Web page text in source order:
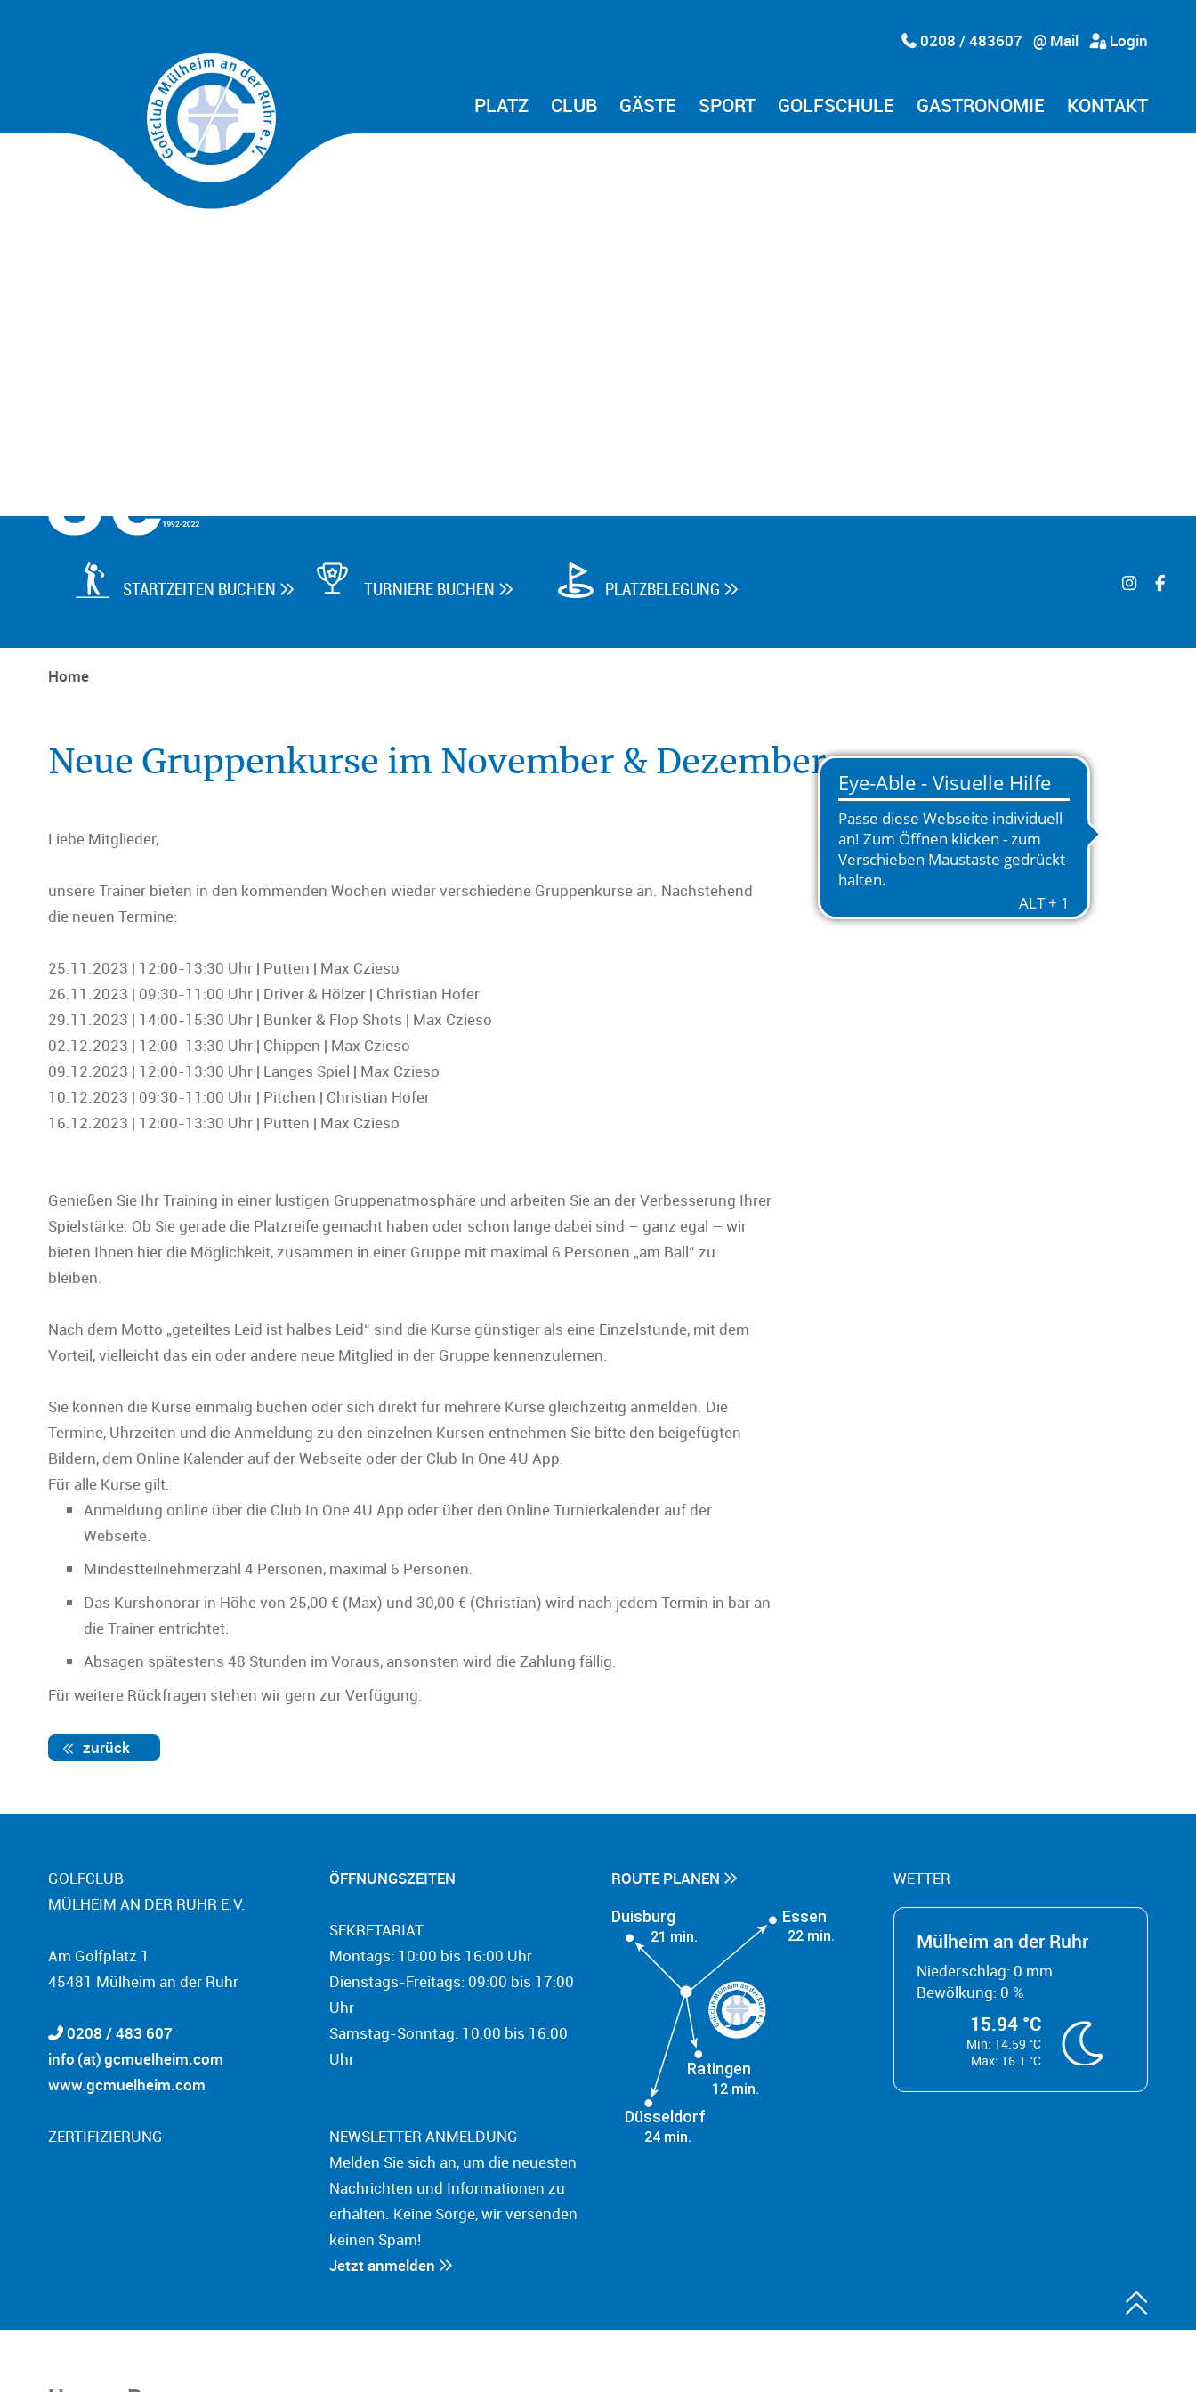
0208 / 483607 @ Mail Login
PLATZ CLUB GÄSTE SPORT GOLFSCHULE GASTRONOMIE KONTAKT
STARTZEITEN BUCHEN   TURNIERE BUCHEN  PLATZBELEGUNG   
Home
Neue Gruppenkurse im November & Dezember
Liebe Mitglieder,
unsere Trainer bieten in den kommenden Wochen wieder verschiedene Gruppenkurse an. Nachstehend
die neuen Termine:
25.11.2023 | 12:00-13:30 Uhr | Putten | Max Czieso
26.11.2023 | 09:30-11:00 Uhr | Driver & Hölzer | Christian Hofer
29.11.2023 | 14:00-15:30 Uhr | Bunker & Flop Shots | Max Czieso
02.12.2023 | 12:00-13:30 Uhr | Chippen | Max Czieso
09.12.2023 | 12:00-13:30 Uhr | Langes Spiel | Max Czieso
10.12.2023 | 09:30-11:00 Uhr | Pitchen | Christian Hofer
16.12.2023 | 12:00-13:30 Uhr | Putten | Max Czieso
Genießen Sie Ihr Training in einer lustigen Gruppenatmosphäre und arbeiten Sie an der Verbesserung Ihrer
Spielstärke. Ob Sie gerade die Platzreife gemacht haben oder schon lange dabei sind – ganz egal – wir
bieten Ihnen hier die Möglichkeit, zusammen in einer Gruppe mit maximal 6 Personen „am Ball“ zu
bleiben.
Nach dem Motto „geteiltes Leid ist halbes Leid“ sind die Kurse günstiger als eine Einzelstunde, mit dem
Vorteil, vielleicht das ein oder andere neue Mitglied in der Gruppe kennenzulernen.
Sie können die Kurse einmalig buchen oder sich direkt für mehrere Kurse gleichzeitig anmelden. Die
Termine, Uhrzeiten und die Anmeldung zu den einzelnen Kursen entnehmen Sie bitte den beigefügten
Bildern, dem Online Kalender auf der Webseite oder der Club In One 4U App.
Für alle Kurse gilt:
Anmeldung online über die Club In One 4U App oder über den Online Turnierkalender auf der
Webseite.
Mindestteilnehmerzahl 4 Personen, maximal 6 Personen.
Das Kurshonorar in Höhe von 25,00 € (Max) und 30,00 € (Christian) wird nach jedem Termin in bar an
die Trainer entrichtet.
Absagen spätestens 48 Stunden im Voraus, ansonsten wird die Zahlung fällig.
Für weitere Rückfragen stehen wir gern zur Verfügung.
zurück
GOLFCLUB
MÜLHEIM AN DER RUHR E.V.
Am Golfplatz 1
45481 Mülheim an der Ruhr
0208 / 483 607
info (at) gcmuelheim.com
www.gcmuelheim.com
ZERTIFIZIERUNG
ÖFFNUNGSZEITEN
SEKRETARIAT
Montags: 10:00 bis 16:00 Uhr
Dienstags-Freitags: 09:00 bis 17:00
Uhr
Samstag-Sonntag: 10:00 bis 16:00
Uhr
NEWSLETTER ANMELDUNG
Melden Sie sich an, um die neuesten
Nachrichten und Informationen zu
erhalten. Keine Sorge, wir versenden
keinen Spam!
Jetzt anmelden
ROUTE PLANEN
Ratingen
Düsseldorf
Essen
Duisburg
21 min. 22 min.
12 min.
24 min.
WETTER
Mülheim an der Ruhr
Niederschlag: 0 mm
Bewölkung: 0 %
15.94 °C
Min: 14.59 °C
Max: 16.1 °C
